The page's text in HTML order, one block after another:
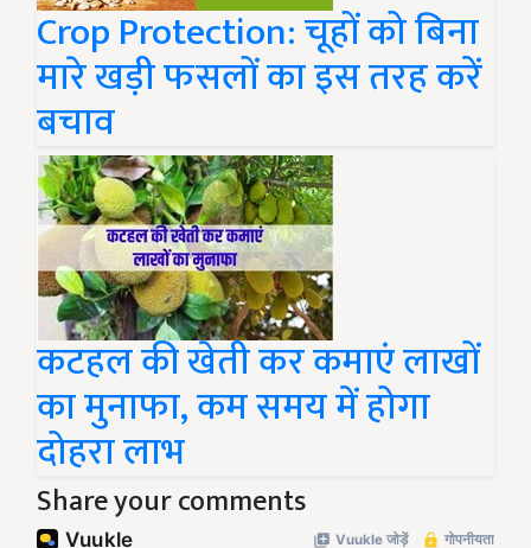
Crop Protection: चूहों को बिना
मारे खड़ी फसलों का इस तरह करें
बचाव
कटहल की खेती कर कमाएं लाखों
का मुनाफा, कम समय में होगा
दोहरा लाभ
Share your comments